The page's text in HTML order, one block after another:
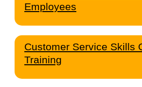
Employees
Customer Service Skills
Training